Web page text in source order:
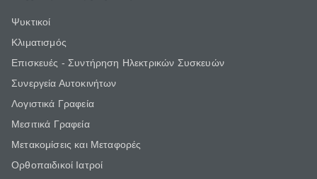
Ψυκτικοί
Κλιματισμός
Επισκευές - Συντήρηση Ηλεκτρικών Συσκευών
Συνεργεία Αυτοκινήτων
Λογιστικά Γραφεία
Μεσιτικά Γραφεία
Μετακομίσεις και Μεταφορές
Ορθοπαιδικοί Ιατροί